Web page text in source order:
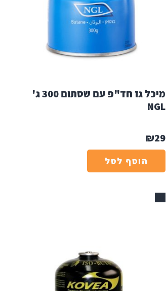
₪29
מיכל גז חד"פ עם שסתום 300 ג'
NGL
הוסף לסל